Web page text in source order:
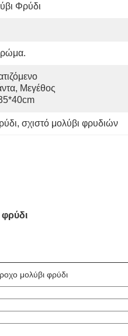
Φρύδι
Μεγέθος
, σχιστό μολύβι φρυδιών
μολύβι φρύδι